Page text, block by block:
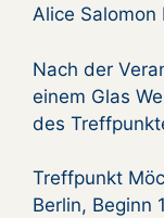
Alice Salomon
Nach der
einem Glas
des
Treffpunkt
Berlin, Beginn